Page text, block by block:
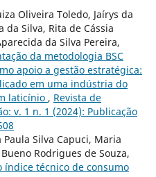
Oliveira Toledo, Jaírys da
da Silva, Rita de Cássia
da Silva Pereira,
da metodologia BSC
apoio a gestão estratégica:
em uma indústria do
laticínio , Revista de
v. 1 n. 1 (2024): Publicação
Silva Capuci, Maria
Rodrigues de Souza,
índice técnico de consumo